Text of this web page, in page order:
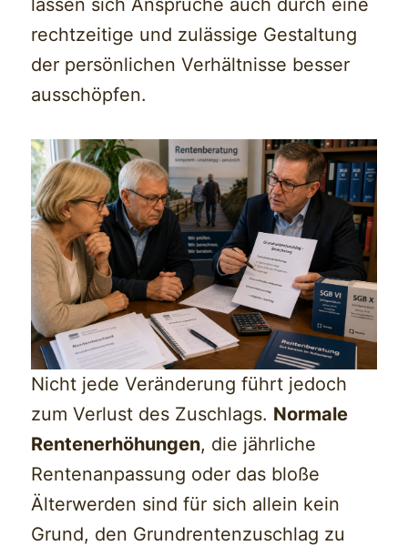
lassen sich Ansprüche auch durch eine
rechtzeitige und zulässige Gestaltung
der persönlichen Verhältnisse besser
ausschöpfen.
Nicht jede Veränderung führt jedoch
zum Verlust des Zuschlags. Normale
Rentenerhöhungen, die jährliche
Rentenanpassung oder das bloße
Älterwerden sind für sich allein kein
Grund, den Grundrentenzuschlag zu